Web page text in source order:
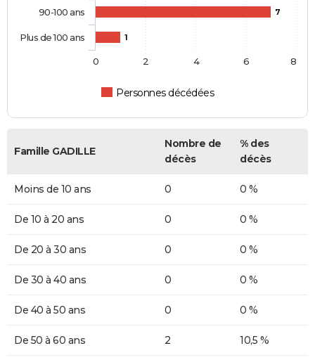
7
1
Personnes décédées
90-100 ans
Plus de 100 ans
0 2 4 6 8
Famille GADILLE
Nombre de
décès
% des
décès
Moins de 10 ans 0 0 %
De 10 à 20 ans 0 0 %
De 20 à 30 ans 0 0 %
De 30 à 40 ans 0 0 %
De 40 à 50 ans 0 0 %
De 50 à 60 ans 2 10,5 %